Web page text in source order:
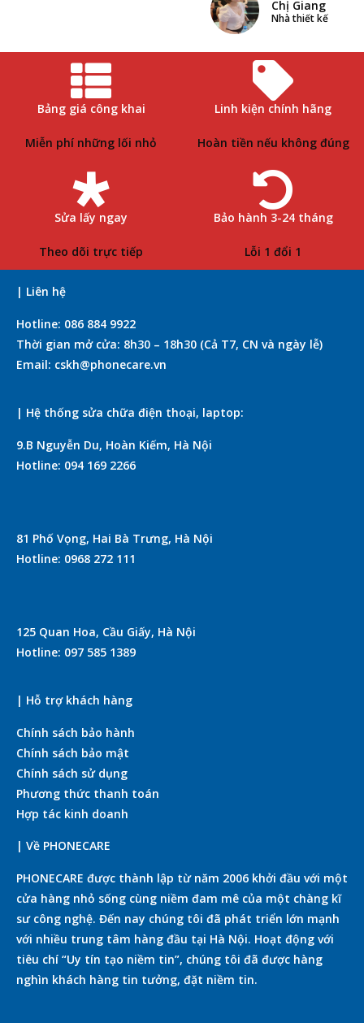
Chị Giang
Nhà thiết kế
Bảng giá công khai
Miễn phí những lối nhỏ
Linh kiện chính hãng
Hoàn tiền nếu không đúng
Sửa lấy ngay
Theo dõi trực tiếp
Bảo hành 3-24 tháng
Lỗi 1 đổi 1
| Liên hệ
Hotline: 086 884 9922
Thời gian mở cửa: 8h30 – 18h30 (Cả T7, CN và ngày lễ)
Email: cskh@phonecare.vn
| Hệ thống sửa chữa điện thoại, laptop:
9.B Nguyễn Du, Hoàn Kiếm, Hà Nội
Hotline: 094 169 2266
81 Phố Vọng, Hai Bà Trưng, Hà Nội
Hotline: 0968 272 111
125 Quan Hoa, Cầu Giấy, Hà Nội
Hotline: 097 585 1389
| Hỗ trợ khách hàng
Chính sách bảo hành
Chính sách bảo mật
Chính sách sử dụng
Phương thức thanh toán
Hợp tác kinh doanh
| Về PHONECARE
PHONECARE được thành lập từ năm 2006 khởi đầu với một
cửa hàng nhỏ sống cùng niềm đam mê của một chàng kĩ
sư công nghệ. Đến nay chúng tôi đã phát triển lớn mạnh
với nhiều trung tâm hàng đầu tại Hà Nội. Hoạt động với
tiêu chí “Uy tín tạo niềm tin”, chúng tôi đã được hàng
nghìn khách hàng tin tưởng, đặt niềm tin.